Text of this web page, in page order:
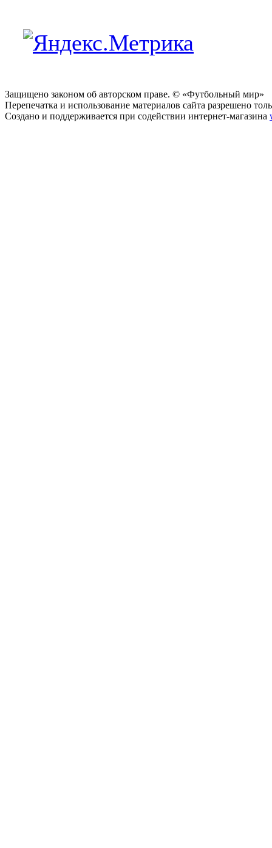
Защищено законом об авторском праве. © «Футбольный мир»
Перепечатка и использование материалов сайта разрешено
Создано и поддерживается при содействии интернет-магазина